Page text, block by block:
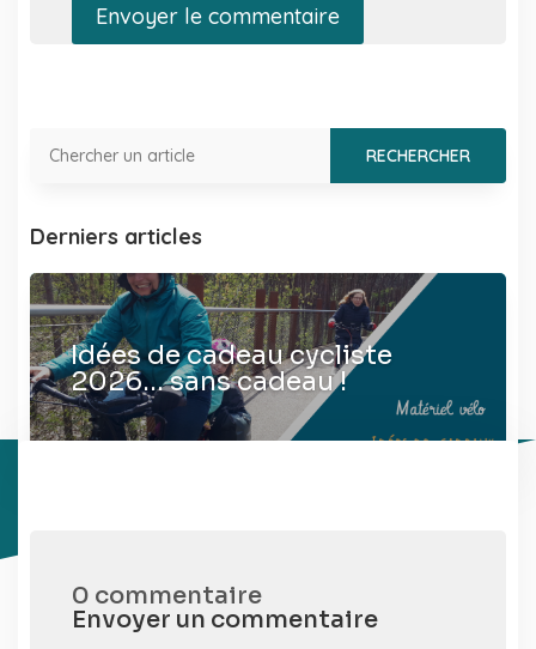
Envoyer le commentaire
Derniers articles
Idées de cadeau cycliste
2026… sans cadeau !
0 commentaire
Envoyer un commentaire